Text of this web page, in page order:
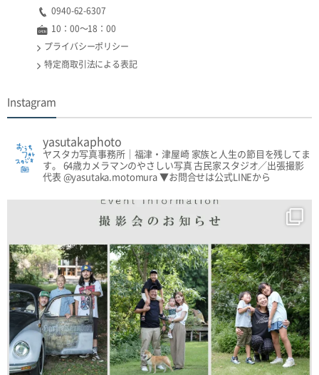
0940-62-6307​​
10：00〜18：00
プライバシーポリシー
特定商取引法による表記
Instagram
yasutakaphoto
ヤスタカ写真事務所｜福津・津屋崎家族と人生の節目を残してま
す。 64歳カメラマンのやさしい写真古民家スタジオ／出張撮影
代表 @yasutaka.motomura▼お問合せは公式LINEから